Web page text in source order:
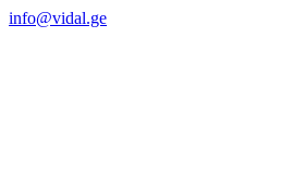
info@vidal.ge